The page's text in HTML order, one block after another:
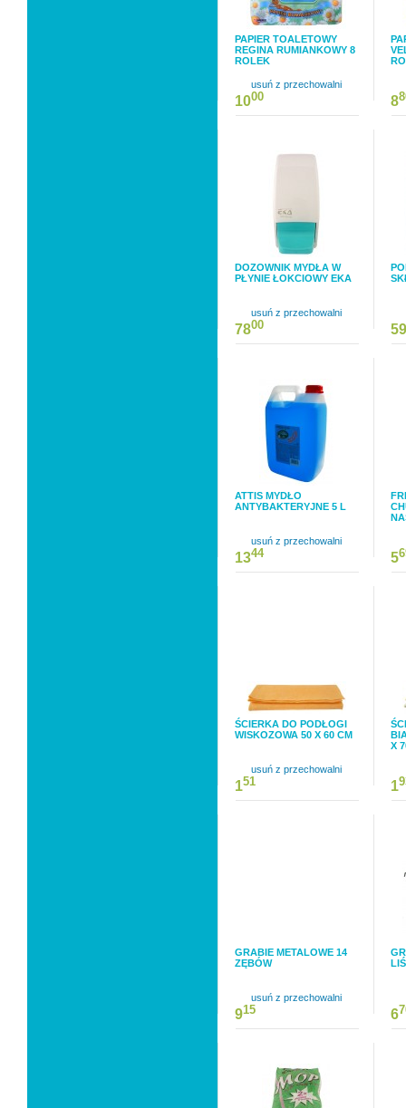
PAPIER TOALETOWY
REGINA RUMIANKOWY 8
ROLEK
usuń z przechowalni
1000 8
DOZOWNIK MYDŁA W
PŁYNIE ŁOKCIOWY EKA
usuń z przechowalni
7800 59
ATTIS MYDŁO
ANTYBAKTERYJNE 5 L
usuń z przechowalni
1344 5
ŚCIERKA DO PODŁOGI
WISKOZOWA 50 X 60 CM
usuń z przechowalni
151
X
1
GRABIE METALOWE 14
ZĘBÓW
usuń z przechowalni
915 6